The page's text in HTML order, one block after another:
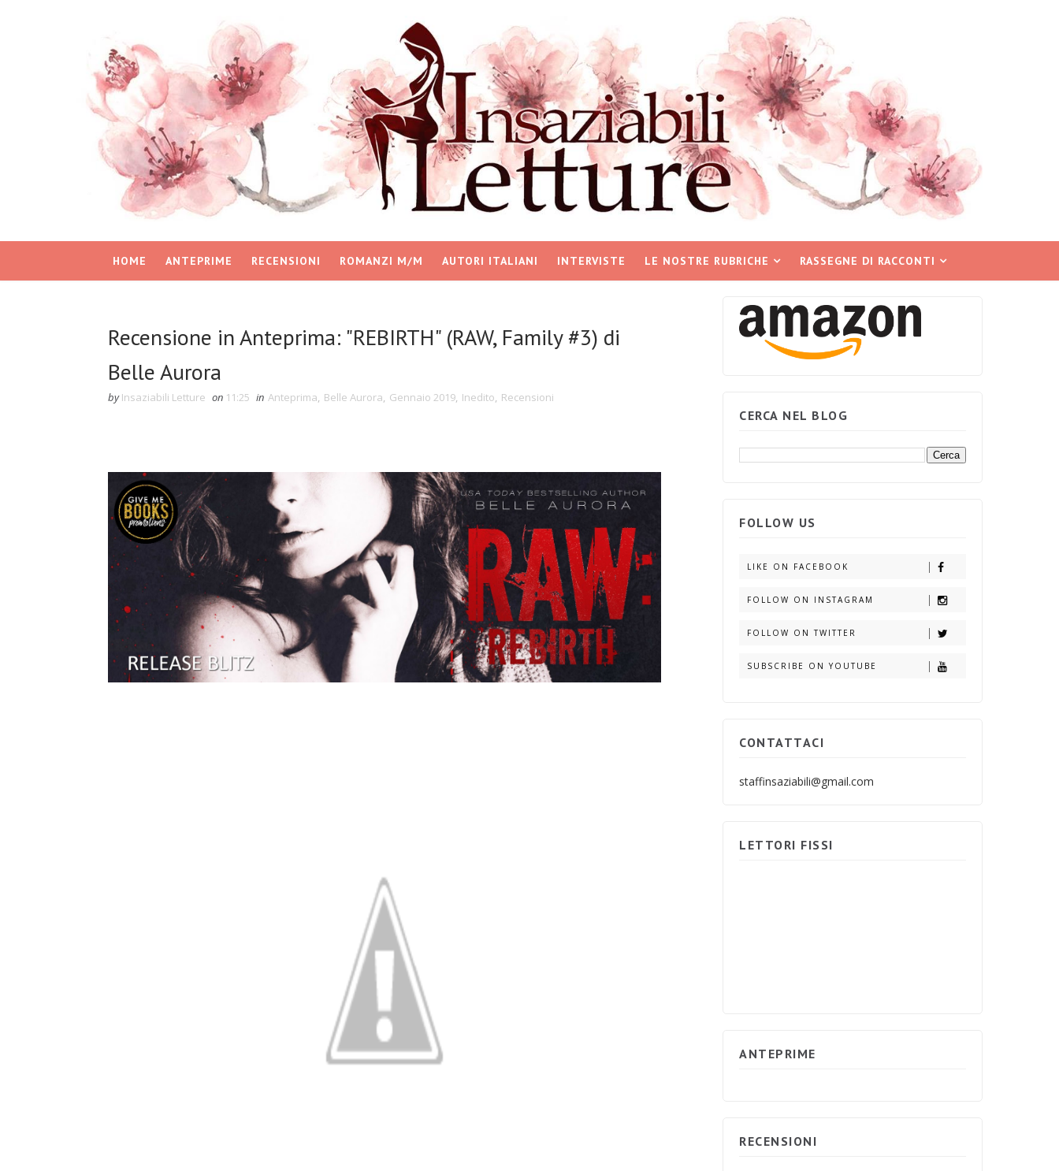
HOME ANTEPRIME RECENSIONI ROMANZI M/M AUTORI ITALIANI INTERVISTE LE NOSTRE RUBRICHE RASSEGNE DI RACCONTI
Recensione in Anteprima: "REBIRTH" (RAW, Family #3) di
Belle Aurora
by Insaziabili Letture on 11:25 in Anteprima, Belle Aurora, Gennaio 2019, Inedito, Recensioni
CERCA NEL BLOG
FOLLOW US
LIKE ON FACEBOOK
FOLLOW ON INSTAGRAM
FOLLOW ON TWITTER
SUBSCRIBE ON YOUTUBE
CONTATTACI
staffinsaziabili@gmail.com
LETTORI FISSI
ANTEPRIME
RECENSIONI